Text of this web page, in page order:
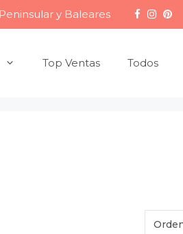
y Baleares
Top Ventas Todos